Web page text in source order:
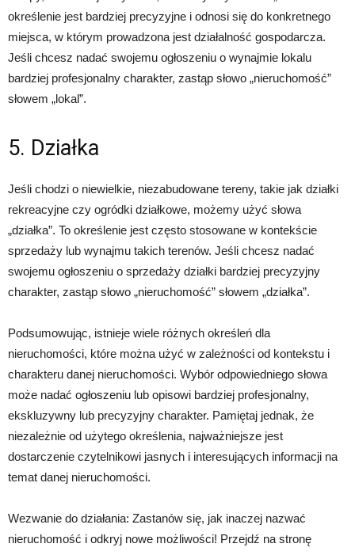
określenie jest bardziej precyzyjne i odnosi się do konkretnego
miejsca, w którym prowadzona jest działalność gospodarcza.
Jeśli chcesz nadać swojemu ogłoszeniu o wynajmie lokalu
bardziej profesjonalny charakter, zastąp słowo „nieruchomość”
słowem „lokal”.
5. Działka
Jeśli chodzi o niewielkie, niezabudowane tereny, takie jak działki
rekreacyjne czy ogródki działkowe, możemy użyć słowa
„działka”. To określenie jest często stosowane w kontekście
sprzedaży lub wynajmu takich terenów. Jeśli chcesz nadać
swojemu ogłoszeniu o sprzedaży działki bardziej precyzyjny
charakter, zastąp słowo „nieruchomość” słowem „działka”.
Podsumowując, istnieje wiele różnych określeń dla
nieruchomości, które można użyć w zależności od kontekstu i
charakteru danej nieruchomości. Wybór odpowiedniego słowa
może nadać ogłoszeniu lub opisowi bardziej profesjonalny,
ekskluzywny lub precyzyjny charakter. Pamiętaj jednak, że
niezależnie od użytego określenia, najważniejsze jest
dostarczenie czytelnikowi jasnych i interesujących informacji na
temat danej nieruchomości.
Wezwanie do działania: Zastanów się, jak inaczej nazwać
nieruchomość i odkryj nowe możliwości! Przejdź na stronę